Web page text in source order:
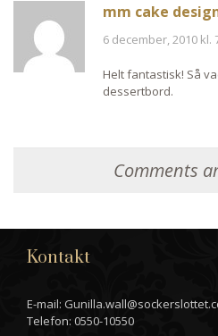
mm cake
6 december, 2010 kl.
Helt fantastisk! Så
dessertbord.
Comments
Kontakt
E-mail:
Telefon: 0550-10550